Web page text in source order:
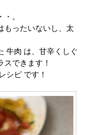
。
もったいないし、太
牛肉 は、甘辛くしぐ
できます！
シピ です！